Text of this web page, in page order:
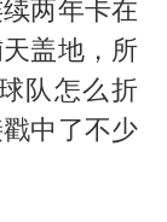
“中国蔬菜之乡”最高温达41.8℃
美参院通过一项对俄能源领域制裁法案
2名小孩玩手机低头幅度近乎折叠
两年卡在
盖地，所
队怎么折
中了不少